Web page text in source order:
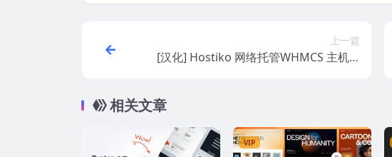
上一篇
[汉化] Hostiko 网络托管WHMCS 主机W
相关文章
VIP